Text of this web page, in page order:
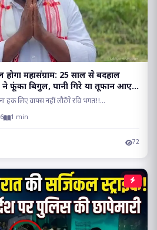
होगा महासंग्राम: 25 साल से बदहाल
फूंका बिगुल, पानी गिरे या तूफान आए,
हक लिए वापस नहीं लौटेंगे रवि भगत!!...
1 min
72